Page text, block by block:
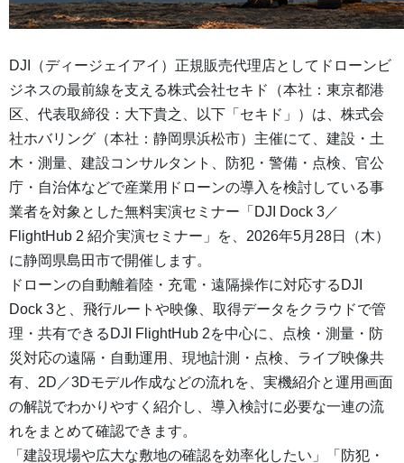
DJI（ディージェイアイ）正規販売代理店としてドローンビ
ジネスの最前線を支える株式会社セキド（本社：東京都港
区、代表取締役：大下貴之、以下「セキド」）は、株式会
社ホバリング（本社：静岡県浜松市）主催にて、建設・土
木・測量、建設コンサルタント、防犯・警備・点検、官公
庁・自治体などで産業用ドローンの導入を検討している事
業者を対象とした無料実演セミナー「DJI Dock 3／
FlightHub 2 紹介実演セミナー」を、2026年5月28日（木）
に静岡県島田市で開催します。
ドローンの自動離着陸・充電・遠隔操作に対応するDJI
Dock 3と、飛行ルートや映像、取得データをクラウドで管
理・共有できるDJI FlightHub 2を中心に、点検・測量・防
災対応の遠隔・自動運用、現地計測・点検、ライブ映像共
有、2D／3Dモデル作成などの流れを、実機紹介と運用画面
の解説でわかりやすく紹介し、導入検討に必要な一連の流
れをまとめて確認できます。
「建設現場や広大な敷地の確認を効率化したい」「防犯・